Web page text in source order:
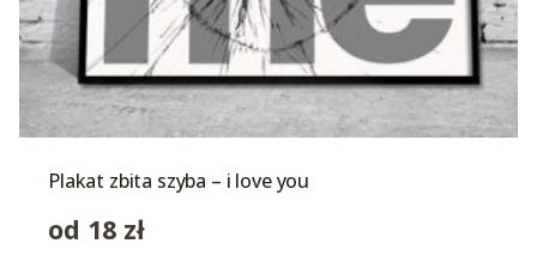
Plakat zbita szyba – i love you
od 18 zł